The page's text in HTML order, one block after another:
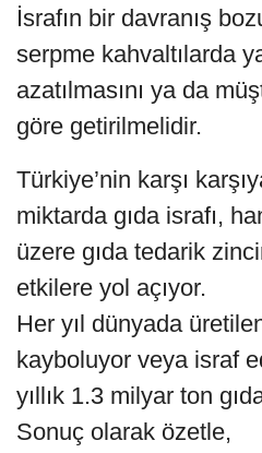
İsrafın bir davranış
serpme kahvaltılarda
azatılmasını ya da
göre getirilmelidir.
Türkiye’nin karşı
miktarda gıda israfı,
üzere gıda tedarik
etkilere yol açıyor.
Her yıl dünyada
kayboluyor veya israf
yıllık 1.3 milyar ton
Sonuç olarak özetle,